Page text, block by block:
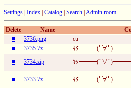
Settings | Index | Catalog | Search | Admin room
Delete Name
■
3736.png cu
■ 3735.7z ｷﾀ━━━(ﾟ∀ﾟ
■ 3734.zip ｷﾀ━━━(ﾟ∀ﾟ
■ 3733.7z ｷﾀ━━━(ﾟ∀ﾟ